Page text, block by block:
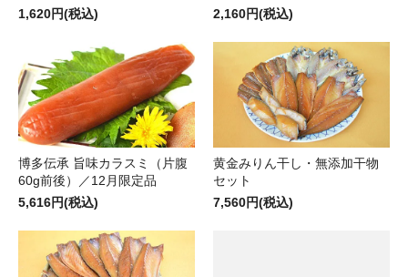
1,620円(税込)
2,160円(税込)
博多伝承 旨味カラスミ（片腹
60g前後）／12月限定品
5,616円(税込)
黄金みりん干し・無添加干物
セット
7,560円(税込)